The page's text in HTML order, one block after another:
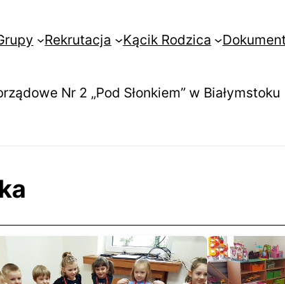
Rekrutacja Kącik Rodzica
Nr 2 „Pod Słonkiem” w Białymstoku